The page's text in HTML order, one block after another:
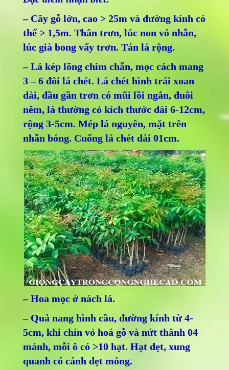
– Cây gỗ lớn, cao > 25m và đường kính có
thể > 1,5m. Thân trơn, lúc non vỏ nhẵn,
lúc già bong vẩy trơn. Tán lá rộng.
– Lá kép lõng chim chẵn, mọc cách mang
3 – 6 đôi lá chét. Lá chét hình trái xoan
dài, đầu gần trơn có mũi lồi ngắn, đuôi
nêm, lá thường có kích thước dài 6-12cm,
rộng 3-5cm. Mép lá nguyên, mặt trên
nhẵn bóng. Cuống lá chét dài 01cm.
– Hoa mọc ở nách lá.
– Quả nang hình cầu, đường kính từ 4-
5cm, khi chín vỏ hoá gỗ và nứt thânh 04
mảnh, mỗi ô có >10 hạt. Hạt dẹt, xung
quanh có cánh dẹt mỏng.